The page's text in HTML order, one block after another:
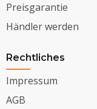
Preisgarantie
Händler werden
Rechtliches
Impressum
AGB